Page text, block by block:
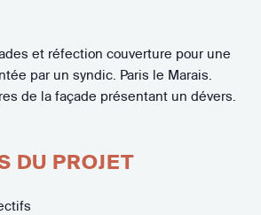
et réfection couverture pour une
par un syndic. Paris le Marais.
de la façade présentant un dévers.
DU PROJET